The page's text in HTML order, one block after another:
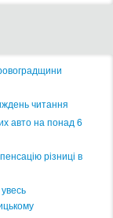
читання
авто на понад 6
різниці в